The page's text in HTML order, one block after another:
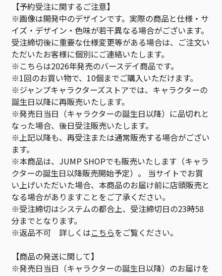
【予約受注に関するご注意】
※画像は開発中のデザインです。実際の商品と仕様・サ
イズ・デザイン・色味が若干異なる場合がございます。
受注締切後に重要な仕様変更等がある場合は、ご注文い
ただいたお客様に個別にご連絡いたします。
※こちらは2026年発売のバースデイ商品です。
※1回のお買い物で、10個までご購入いただけます。
※ジャンプキャラクターズストアでは、キャラクターの
誕生日以降に再販売いたします。
※発売日当日（キャラクターの誕生日以降）に品切れと
なった場合、後日受注販売いたします。
※上記以降も、再受注または通常販売する場合がござい
ます。
※本商品は、JUMP SHOPでも販売いたします（キャラ
クターの誕生日以降販売開始予定）。 当サイトでお買
い上げいただいた場合、本商品のお届け前に店頭販売と
なる場合がありますことをご了承ください。
※受注締切はシステムの都合上、受注締切日の23時58
分までとなります。
※返品不可 詳しくはこちらをご覧ください。
【商品の発送に関して】
※発売日当日（キャラクターの誕生日以降）のお届けを